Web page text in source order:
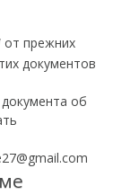
от прежних
документов
об